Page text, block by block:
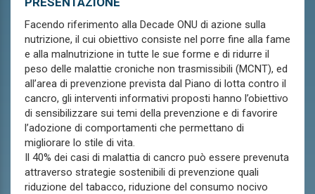
Facendo riferimento alla Decade ONU di azione sulla
nutrizione, il cui obiettivo consiste nel porre fine alla fame
e alla malnutrizione in tutte le sue forme e di ridurre il
peso delle malattie croniche non trasmissibili (MCNT), ed
all’area di prevenzione prevista dal Piano di lotta contro il
cancro, gli interventi informativi proposti hanno l’obiettivo
di sensibilizzare sui temi della prevenzione e di favorire
l’adozione di comportamenti che permettano di
migliorare lo stile di vita.
Il 40% dei casi di malattia di cancro può essere prevenuta
attraverso strategie sostenibili di prevenzione quali
riduzione del tabacco, riduzione del consumo nocivo